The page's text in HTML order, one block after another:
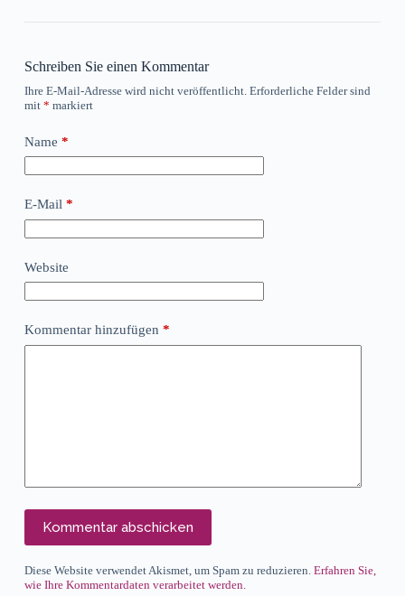
Schreiben Sie einen Kommentar
Ihre E-Mail-Adresse wird nicht veröffentlicht. Erforderliche Felder sind
mit * markiert
Name *
E-Mail *
Website
Kommentar hinzufügen *
Kommentar abschicken
Diese Website verwendet Akismet, um Spam zu reduzieren. Erfahren Sie,
wie Ihre Kommentardaten verarbeitet werden.